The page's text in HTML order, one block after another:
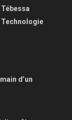
Tébessa
Technologie
d’un